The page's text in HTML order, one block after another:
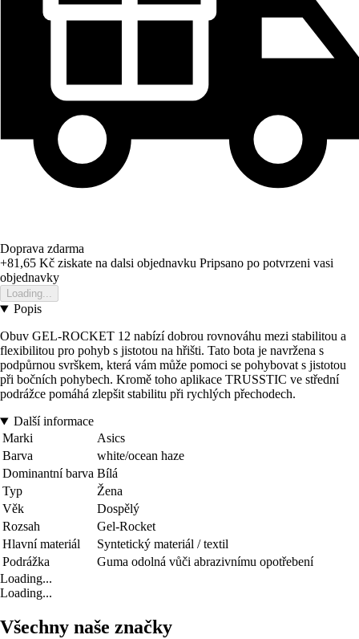
Doprava zdarma
+81,65 Kč ziskate na dalsi objednavku Pripsano po potvrzeni vasi
objednavky
Loading...
Popis
Obuv GEL-ROCKET 12 nabízí dobrou rovnováhu mezi stabilitou a
flexibilitou pro pohyb s jistotou na hřišti. Tato bota je navržena s
podpůrnou svrškem, která vám může pomoci se pohybovat s jistotou
při bočních pohybech. Kromě toho aplikace TRUSSTIC ve střední
podrážce pomáhá zlepšit stabilitu při rychlých přechodech.
Další informace
Marki
Asics
Barva
white/ocean haze
Dominantní barva Bílá
Typ
Žena
Věk
Dospělý
Rozsah
Gel-Rocket
Hlavní materiál
Syntetický materiál / textil
Podrážka
Guma odolná vůči abrazivnímu opotřebení
Loading...
Loading...
Všechny naše značky